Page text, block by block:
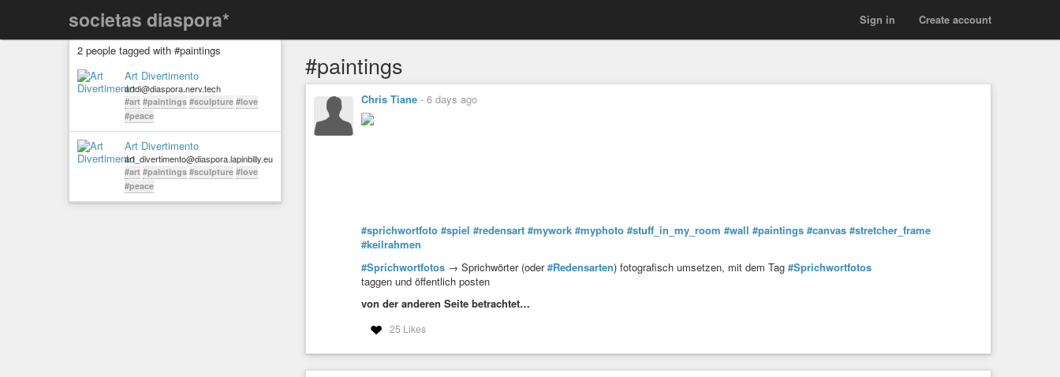
societas diaspora* Create account
Sign in
2 people tagged with #paintings
Art Divertimento
artdi@diaspora.nerv.tech
#art #paintings #sculpture #love
#peace
Art Divertimento
art_divertimento@diaspora.lapinbilly.eu
#art #paintings #sculpture #love
#peace
#paintings
Chris Tiane - 6 days ago
#sprichwortfoto #spiel #redensart #mywork #myphoto #stuff_in_my_room #wall #paintings #canvas #stretcher_frame
#keilrahmen
#Sprichwortfotos → Sprichwörter (oder#Redensarten) fotografisch umsetzen, mit dem Tag #Sprichwortfotos
taggen und öffentlich posten
von der anderen Seite betrachtet…
25 Likes